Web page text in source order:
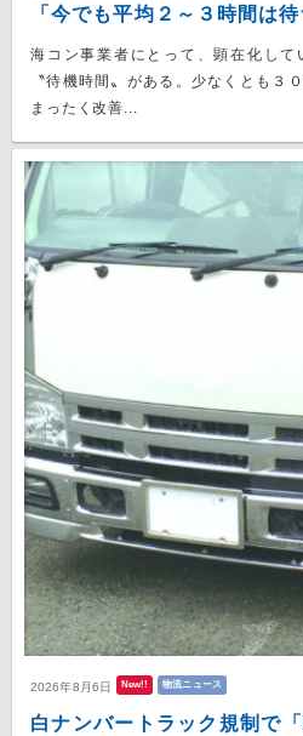
「今でも平均２～３時間は待
海コン事業者にとって、顕在化して
〝待機時間〟がある。少なくとも３
まったく改善...
2026年8月6日 New!! 物流ニュース
白ナンバートラック規制で